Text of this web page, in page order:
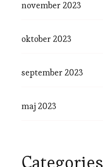
november 2023
oktober 2023
september 2023
maj 2023
Categories